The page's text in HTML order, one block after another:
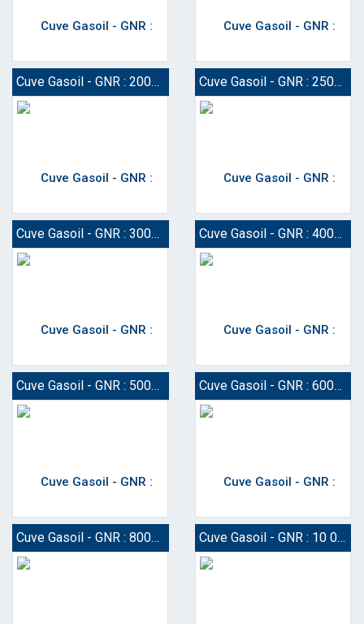
Cuve Gasoil - GNR : 2000 Litres Cuve Gasoil - GNR : 2500 Litres
Cuve Gasoil - GNR : 3000 Litres Cuve Gasoil - GNR : 4000 Litres
Cuve Gasoil - GNR : 5000 Litres Cuve Gasoil - GNR : 6000 Litres
Cuve Gasoil - GNR : 8000 Litres Cuve Gasoil - GNR : 10 000 Litres